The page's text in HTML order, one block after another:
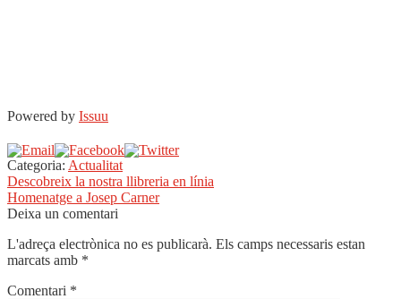
Powered by Issuu
Categoria: Actualitat
Navegació
d'entrades
Entrada
anterior:
Descobreix la nostra llibreria en línia
Pròxima
entrada:
Homenatge a Josep Carner
Deixa un comentari
L'adreça electrònica no es publicarà. Els camps necessaris estan
marcats amb *
Comentari *